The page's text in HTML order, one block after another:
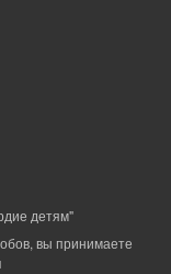
детям"
вы принимаете